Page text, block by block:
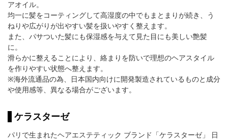
アオイル。
均一に髪をコーティングして高湿度の中でもまとまりが続き、う
ねりや広がりが出やすい髪を扱いやすく整えます。
また、パサついた髪にも保湿感を与えて見た目にも美しい艶髪
に。
滑らかに整えることにより、絡まりを防いで理想のヘアスタイル
を作りやすい状態へ整えます。
※海外流通品の為、日本国内向けに開発製造されているものと成分
や使用感等、異なる場合がございます。
ケラスターゼ
パリで生まれたヘアエステティック ブランド「ケラスターゼ」 日